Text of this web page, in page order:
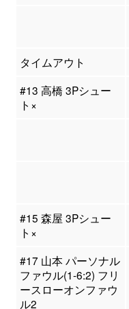
タイムアウト
#13 高橋 3Pシュー
ト×
#15 森屋 3Pシュー
ト×
#17 山本 パーソナル
ファウル(1-6:2) フリ
ースローオンファウ
ル2